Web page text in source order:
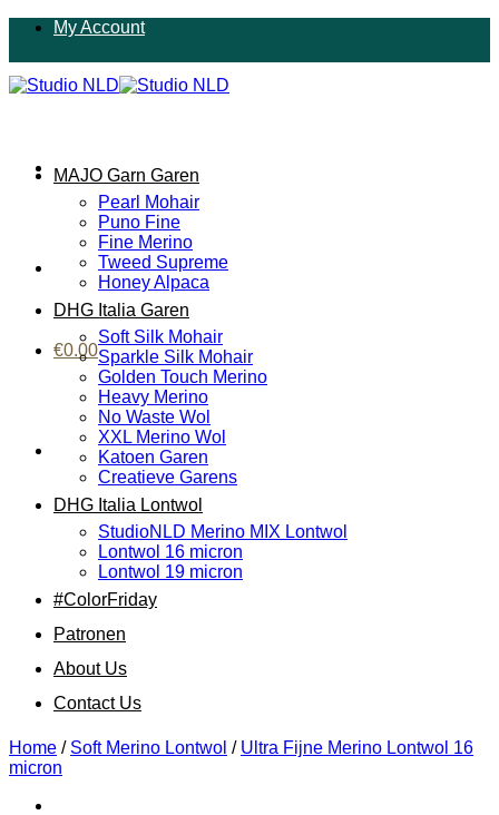
inhoud
My Account
€0.00
MAJO Garn Garen
Pearl Mohair
Puno Fine
Fine Merino
Tweed Supreme
Honey Alpaca
DHG Italia Garen
Soft Silk Mohair
Sparkle Silk Mohair
Golden Touch Merino
Heavy Merino
No Waste Wol
XXL Merino Wol
Katoen Garen
Creatieve Garens
DHG Italia Lontwol
StudioNLD Merino MIX Lontwol
Lontwol 16 micron
Lontwol 19 micron
#ColorFriday
Patronen
About Us
Contact Us
Home / Soft Merino Lontwol / Ultra Fijne Merino Lontwol 16
micron